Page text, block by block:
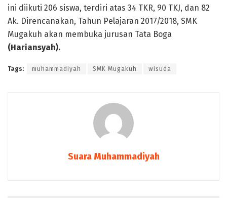
ini diikuti 206 siswa, terdiri atas 34 TKR, 90 TKJ, dan 82
Ak. Direncanakan, Tahun Pelajaran 2017/2018, SMK
Mugakuh akan membuka jurusan Tata Boga
(Hariansyah).
Tags: muhammadiyah SMK Mugakuh wisuda
Suara Muhammadiyah